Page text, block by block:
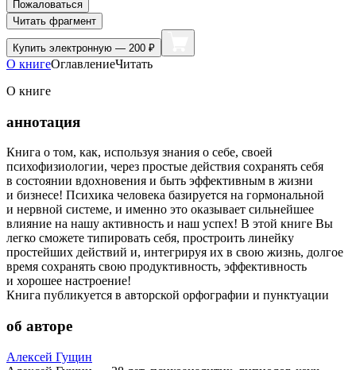
Пожаловаться
Читать фрагмент
Купить электронную — 200 ₽
О книгеОглавлениеЧитать
О книге
аннотация
Книга о том, как, используя знания о себе, своей
психофизиологии, через простые действия сохранять себя
в состоянии вдохновения и быть эффективным в жизни
и бизнесе! Психика человека базируется на гормональной
и нервной системе, и именно это оказывает сильнейшее
влияние на нашу активность и наш успех! В этой книге Вы
легко сможете типировать себя, простроить линейку
простейших действий и, интегрируя их в свою жизнь, долгое
время сохранять свою продуктивность, эффективность
и хорошее настроение!
Книга публикуется в авторской орфографии и пунктуации
об авторе
Алексей Гущин